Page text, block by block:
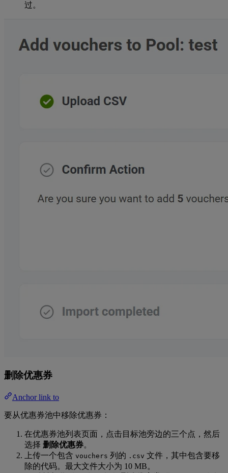
过。
删除优惠券
Anchor link to
要从优惠券池中移除优惠券：
在优惠券池列表页面，点击目标池旁边的三个点，然后
选择 删除优惠券。
上传一个包含 vouchers 列的 .csv 文件，其中包含要移
除的代码。最大文件大小为 10 MB。